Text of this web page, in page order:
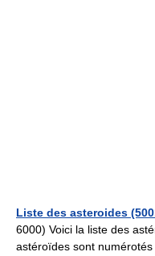
Liste des asteroides
6000) Voici la liste des
astéroïdes sont